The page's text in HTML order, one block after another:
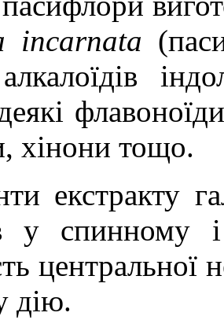
incarnatа
хінони тощо.
екстракту
у спинному
центральної
дію.